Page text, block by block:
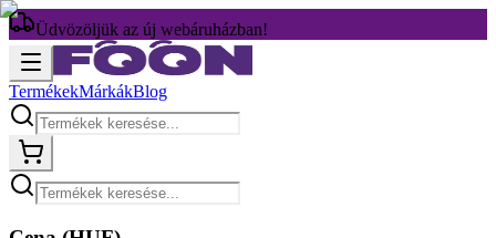
Üdvözöljük az új webáruházban!
TermékekMárkákBlog